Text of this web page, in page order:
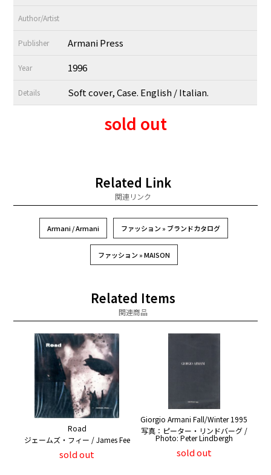
Author/Artist
Publisher Armani Press
Year 1996
Details Soft cover, Case. English / Italian.
sold out
Related Link
関連リンク
Armani / Armani ファッション » ブランドカタログ
ファッション » MAISON
Related Items
関連商品
Road
ジェームズ・フィー / James Fee
sold out
Giorgio Armani Fall/Winter 1995
写真：ピーター・リンドバーグ /
Photo: Peter Lindbergh
sold out